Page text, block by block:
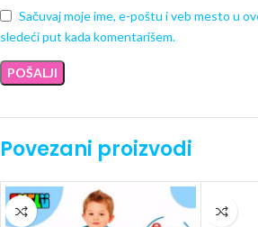
Sačuvaj moje ime, e-poštu i veb mesto u
sledeći put kada komentarišem.
Povezani proizvodi